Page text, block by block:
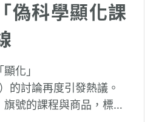
偽科學顯化課
化」
的討論再度引發熱議。
號的課程與商品，標榜